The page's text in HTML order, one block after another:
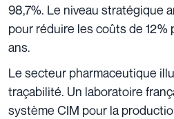
98,7%. Le niveau stratégique
pour réduire les coûts de 12%
ans.
Le secteur pharmaceutique
traçabilité. Un laboratoire
système CIM pour la